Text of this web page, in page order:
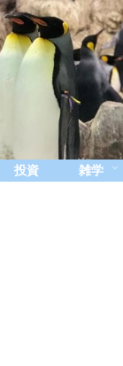
投資 雑学